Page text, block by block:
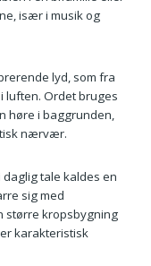
især i musik og
lyd, som fra
luften. Ordet bruges
høre i baggrunden,
nærvær.
daglig tale kaldes en
sig med
større kropsbygning
karakteristisk